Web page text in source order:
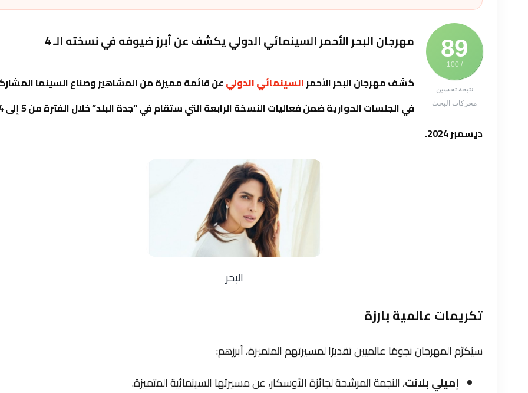
89
/ 100
نتيجة تحسين
محركات البحث
مهرجان البحر الأحمر السينمائي الدولي يكشف عن أبرز ضيوفه في نسخته الـ 4
كشفمهرجان البحر الأحمرالسينمائي الدوليعن قائمة مميزة من المشاهير وصناع السينما
في الجلسات الحوارية ضمن فعاليات النسخة الرابعة التي ستقام في“جدة البلد”خلال الفترة من
5
ديسمبر 2024
.
البحر
تكريمات عالمية بارزة
سيُكرّم المهرجان نجومًا عالميين تقديرًا لمسيرتهم المتميزة، أبرزهم:
إميلي بلانت، النجمة المرشحة لجائزة الأوسكار، عن مسيرتها السينمائية المتميزة.